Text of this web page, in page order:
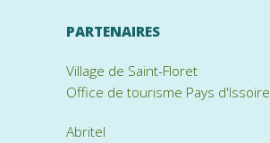
PARTENAIRES
Village de Saint-Floret
Office de tourisme Pays d'Issoire
Abritel